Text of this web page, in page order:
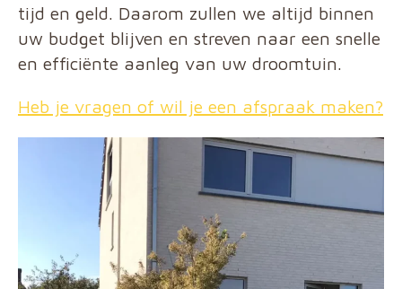
tijd en geld. Daarom zullen we altijd binnen
uw budget blijven en streven naar een snelle
en efficiënte aanleg van uw droomtuin.
Heb je vragen of wil je een afspraak maken?